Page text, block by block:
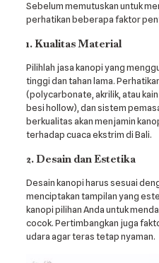
Sebelum memutuskan untuk
perhatikan beberapa faktor
1. Kualitas Material
Pilihlah jasa kanopi yang
tinggi dan tahan lama.
(polycarbonate, akrilik, atau
besi hollow), dan sistem
berkualitas akan menjamin
terhadap cuaca ekstrim di Bali.
2. Desain dan Estetika
Desain kanopi harus sesuai
menciptakan tampilan yang
kanopi pilihan Anda untuk
cocok. Pertimbangkan juga
udara agar teras tetap nyaman.